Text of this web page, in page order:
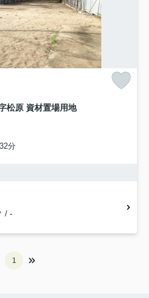
松原 資材置場用地
分
/ -
1